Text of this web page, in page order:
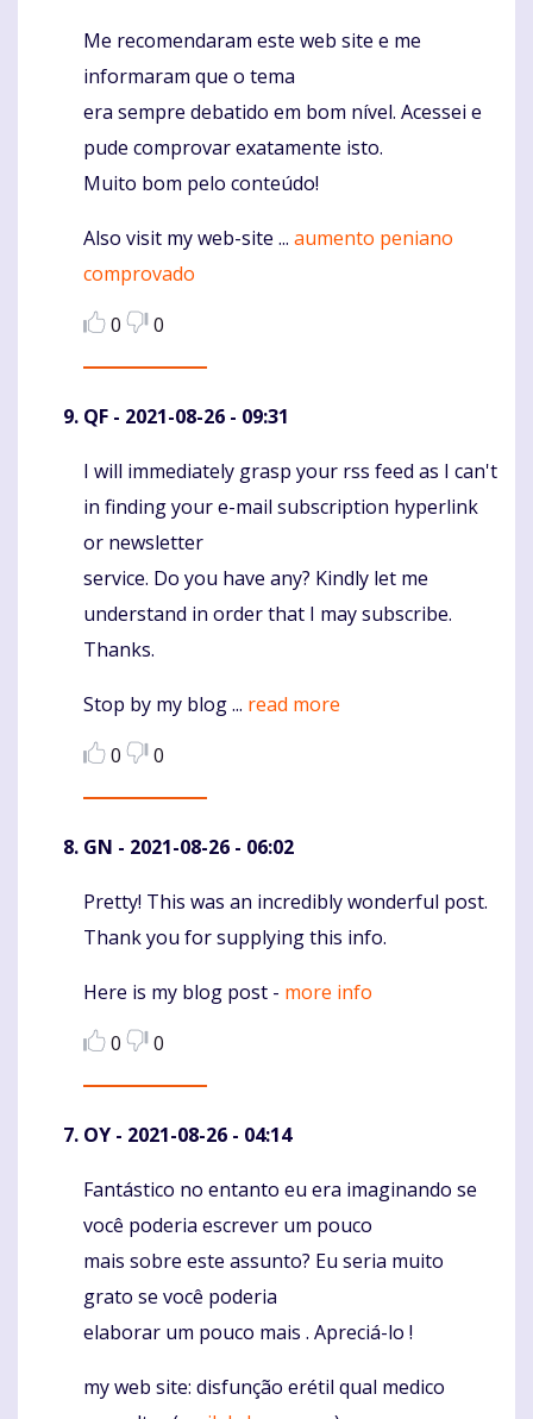
Komentaras
Me recomendaram este web site e me
informaram que o tema
era sempre debatido em bom nível. Acessei e
pude comprovar exatamente isto.
Muito bom pelo conteúdo!
Also visit my web-site ... aumento peniano
comprovado
0
0
QF - 2021-08-26 - 09:31
Komentaras
I will immediately grasp your rss feed as I can't
in finding your e-mail subscription hyperlink
or newsletter
service. Do you have any? Kindly let me
understand in order that I may subscribe.
Thanks.
Stop by my blog ... read more
0
0
GN - 2021-08-26 - 06:02
Komentaras
Pretty! This was an incredibly wonderful post.
Thank you for supplying this info.
Here is my blog post - more info
0
0
OY - 2021-08-26 - 04:14
Komentaras
Fantástico no entanto eu era imaginando se
você poderia escrever um pouco
mais sobre este assunto? Eu seria muito
grato se você poderia
elaborar um pouco mais . Apreciá-lo !
my web site: disfunção erétil qual medico